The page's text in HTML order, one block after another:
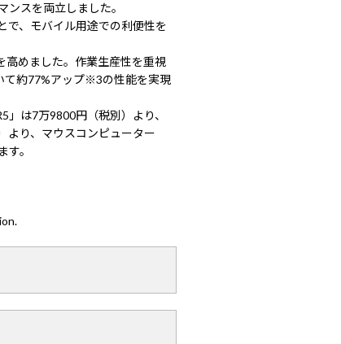
スを両立しました。
で、モバイル用途での利便性を
高めました。作業生産性を重視
て約77%アップ※3の性能を実現
は7万9800円（税別）より、
より、マウスコンピューター
。